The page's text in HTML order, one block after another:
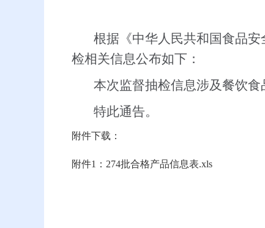
根据《中华人民共和国食品
检相关信息公布如下：
本次监督抽检信息涉及餐饮
特此通告。
附件下载：
附件1：274批合格产品信息表.xls